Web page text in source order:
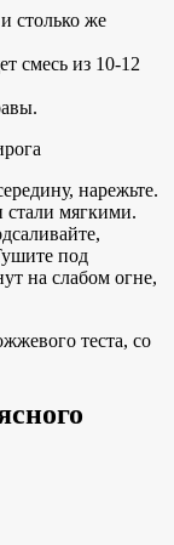
столько же
смесь из 10-12
нарежьте.
стали мягкими.
под
на слабом огне,
теста, со